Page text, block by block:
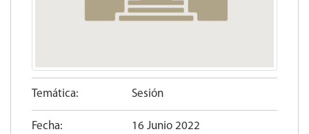
Temática: Sesión
Fecha: 16 Junio 2022